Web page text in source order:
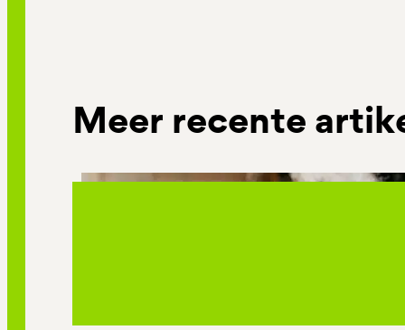
Meer recente